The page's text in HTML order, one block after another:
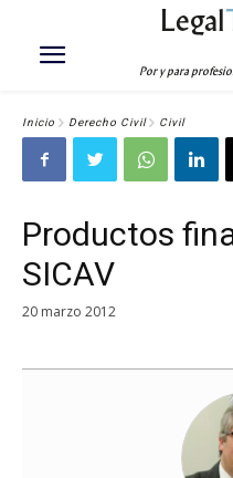
Legal
Por y para
Inicio Derecho Civil Civil
Productos
SICAV
20 marzo 2012